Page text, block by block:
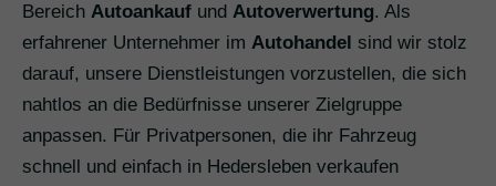
Bereich Autoankauf und Autoverwertung. Als
erfahrener Unternehmer im Autohandel sind wir stolz
darauf, unsere Dienstleistungen vorzustellen, die sich
nahtlos an die Bedürfnisse unserer Zielgruppe
anpassen. Für Privatpersonen, die ihr Fahrzeug
schnell und einfach in Hedersleben verkaufen